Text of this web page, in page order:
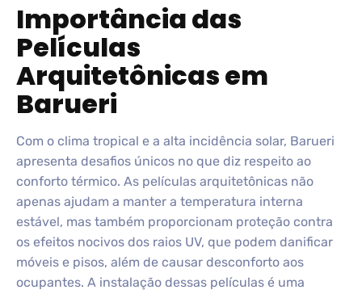
Importância das
Películas
Arquitetônicas em
Barueri
Com o clima tropical e a alta incidência solar, Barueri
apresenta desafios únicos no que diz respeito ao
conforto térmico. As películas arquitetônicas não
apenas ajudam a manter a temperatura interna
estável, mas também proporcionam proteção contra
os efeitos nocivos dos raios UV, que podem danificar
móveis e pisos, além de causar desconforto aos
ocupantes. A instalação dessas películas é uma